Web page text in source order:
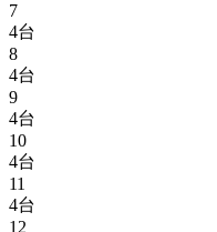
7
4台
8
4台
9
4台
10
4台
11
4台
12